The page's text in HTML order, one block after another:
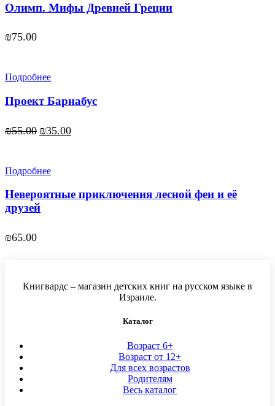
Олимп. Мифы Древней Греции
₪75.00
Подробнее
Проект Барнабус
₪55.00 Первоначальная
₪35.00Текущая
Подробнее
Невероятные приключения лесной феи и её
друзей
₪65.00
Книгвардс – магазин детских книг на русском языке в
Израиле.
Каталог
Возраст 6+
Возраст от 12+
Для всех возрастов
Родителям
Весь каталог